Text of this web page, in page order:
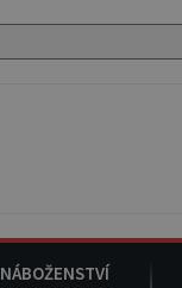
němž umírá i
NÁBOŽENSTVÍ